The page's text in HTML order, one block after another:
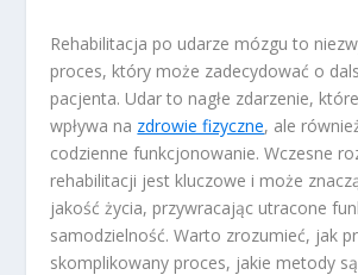
Rehabilitacja po udarze mózgu to
proces, który może zadecydować o
pacjenta. Udar to nagłe zdarzenie,
wpływa na zdrowie fizyczne, ale
codzienne funkcjonowanie. Wczesne
rehabilitacji jest kluczowe i może
jakość życia, przywracając utracone
samodzielność. Warto zrozumieć, jak
skomplikowany proces, jakie metody